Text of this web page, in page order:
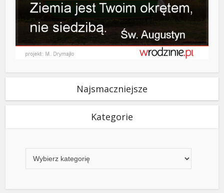
Najsmaczniejsze
Kategorie